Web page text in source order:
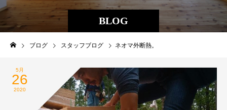
BLOG
ブログ スタッフブログ ネオマ外断熱。
5月
26
2020